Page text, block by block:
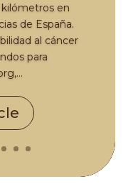
en
de España.
al cáncer
para